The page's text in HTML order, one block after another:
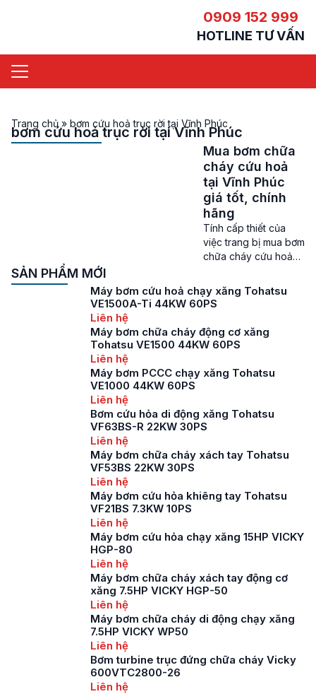
0909 152 999
HOTLINE TƯ VẤN
Trang chủ» bơm cứu hoả trục rời tại Vĩnh Phúc
bơm cứu hoả trục rời tại Vĩnh Phúc
Mua bơm chữa
cháy cứu hoả
tại Vĩnh Phúc
giá tốt, chính
hãng
Tính cấp thiết của
việc trang bị mua bơm
chữa cháy cứu hoả
chữa cháy cứu hoả
tại Vĩnh Phúc – Vĩnh
tỉnh thành phố thuộc
vào vùng kinh tế
với ngày càng nhiều
SẢN PHẨM MỚI
Máy bơm cứu hoả chạy xăng Tohatsu
VE1500A-Ti 44KW 60PS
Liên hệ
Máy bơm chữa cháy động cơ xăng
Tohatsu VE1500 44KW 60PS
Liên hệ
Máy bơm PCCC chạy xăng Tohatsu
VE1000 44KW 60PS
Liên hệ
Bơm cứu hỏa di động xăng Tohatsu
VF63BS-R 22KW 30PS
Liên hệ
Máy bơm chữa cháy xách tay Tohatsu
VF53BS 22KW 30PS
Liên hệ
Máy bơm cứu hỏa khiêng tay Tohatsu
VF21BS 7.3KW 10PS
Liên hệ
Máy bơm cứu hỏa chạy xăng 15HP VICKY
HGP-80
Liên hệ
Máy bơm chữa cháy xách tay động cơ
xăng 7.5HP VICKY HGP-50
Liên hệ
Máy bơm chữa cháy di động chạy xăng
7.5HP VICKY WP50
Liên hệ
Bơm turbine trục đứng chữa cháy Vicky
600VTC2800-26
Liên hệ